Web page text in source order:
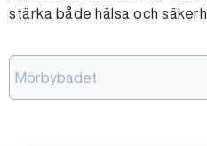
stärka både hälsa och
Mörbybadet